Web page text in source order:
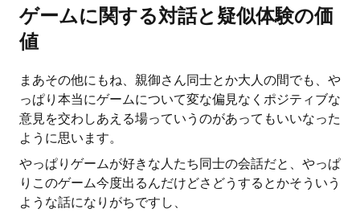
ゲームに関する対話と疑似体験の価
値
まあその他にもね、親御さん同士とか大人の間でも、や
っぱり本当にゲームについて変な偏見なくポジティブな
意見を交わしあえる場っていうのがあってもいいなった
ように思います。
やっぱりゲームが好きな人たち同士の会話だと、やっぱ
りこのゲーム今度出るんだけどさどうするとかそういう
ような話になりがちですし、